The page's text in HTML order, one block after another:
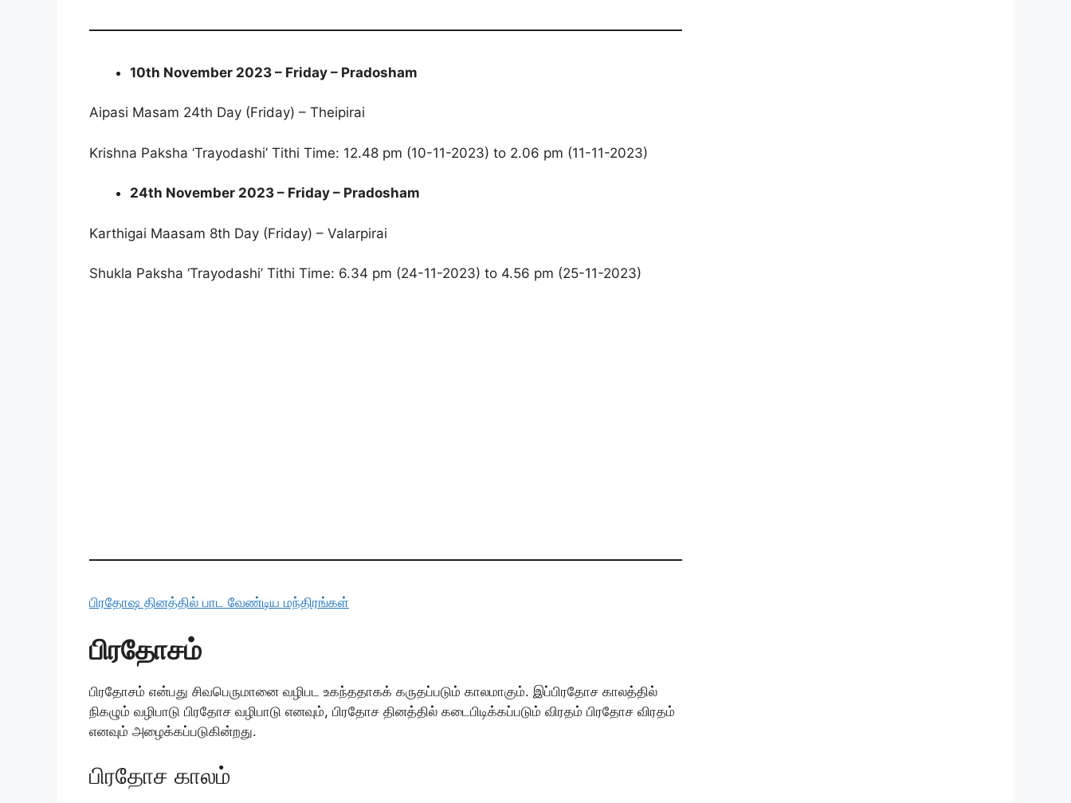
10th November 2023 – Friday – Pradosham
Aipasi Masam 24th Day (Friday) – Theipirai
Krishna Paksha ‘Trayodashi’ Tithi Time: 12.48 pm (10-11-2023) to 2.06 pm (11-11-2023)
24th November 2023 – Friday – Pradosham
Karthigai Maasam 8th Day (Friday) – Valarpirai
Shukla Paksha ‘Trayodashi’ Tithi Time: 6.34 pm (24-11-2023) to 4.56 pm (25-11-2023)
பிரதோஷ தினத்தில் பாட வேண்டிய மந்திரங்கள்
பிரதோசம்
பிரதோசம் என்பது சிவபெருமானை வழிபட உகந்ததாகக் கருதப்படும் காலமாகும். இப்பிரதோச காலத்தில்
நிகழும் வழிபாடு பிரதோச வழிபாடு எனவும், பிரதோச தினத்தில் கடைபிடிக்கப்படும் விரதம் பிரதோச விரதம்
எனவும் அழைக்கப்படுகின்றது.
பிரதோச காலம்